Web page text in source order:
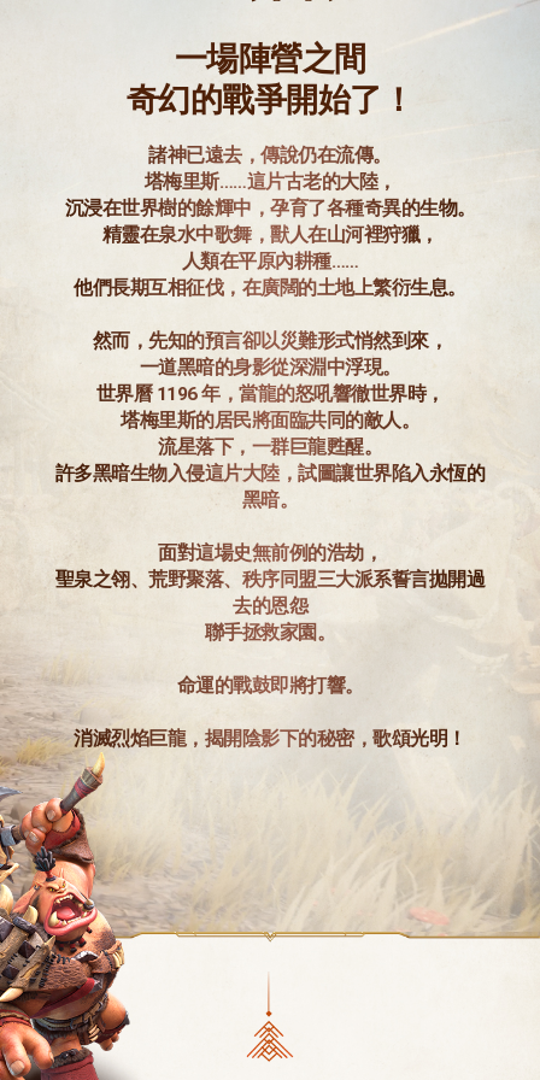
一場陣營之間
奇幻的戰爭開始了！
諸神已遠去，傳說仍在流傳。
塔梅里斯……這片古老的大陸，
沉浸在世界樹的餘輝中，孕育了各種奇異的生物。
精靈在泉水中歌舞，獸人在山河裡狩獵，
人類在平原內耕種……
他們長期互相征伐，在廣闊的土地上繁衍生息。
然而，先知的預言卻以災難形式悄然到來，
一道黑暗的身影從深淵中浮現。
世界曆 1196 年，當龍的怒吼響徹世界時，
塔梅里斯的居民將面臨共同的敵人。
流星落下，一群巨龍甦醒。
許多黑暗生物入侵這片大陸，試圖讓世界陷入永恆的
黑暗。
面對這場史無前例的浩劫，
聖泉之翎、荒野聚落、秩序同盟三大派系誓言拋開過
去的恩怨
聯手拯救家園。
命運的戰鼓即將打響。
消滅烈焰巨龍，揭開陰影下的秘密，歌頌光明！